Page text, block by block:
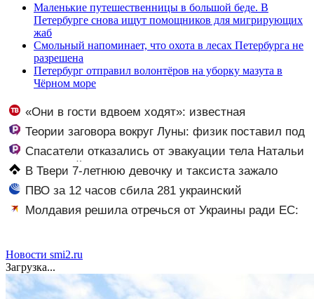
Маленькие путешественницы в большой беде. В
Петербурге снова ищут помощников для мигрирующих
жаб
Смольный напоминает, что охота в лесах Петербурга не
разрешена
Петербург отправил волонтёров на уборку мазута в
Чёрном море
«Они в гости вдвоем ходят»: известная
журналистка подтвердила роман Бондарчука и
Исаковой
Теории заговора вокруг Луны: физик поставил под
сомнение снимки NASA
Спасатели отказались от эвакуации тела Натальи
Наговицыной с семитысячника
В Твери 7-летнюю девочку и таксиста зажало
дверью автомобиля – Новости Твери и городов
Тверской области сегодня - Afanasy.biz – Тверские
новости. Новости Твери. Тверь но
ПВО за 12 часов сбила 281 украинский
беспилотник
Молдавия решила отречься от Украины ради ЕС:
Новости smi2.ru
Загрузка...